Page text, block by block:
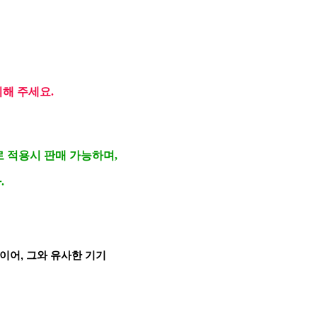
해 주세요.
적용시 판매 가능하며,
어, 그와 유사한 기기